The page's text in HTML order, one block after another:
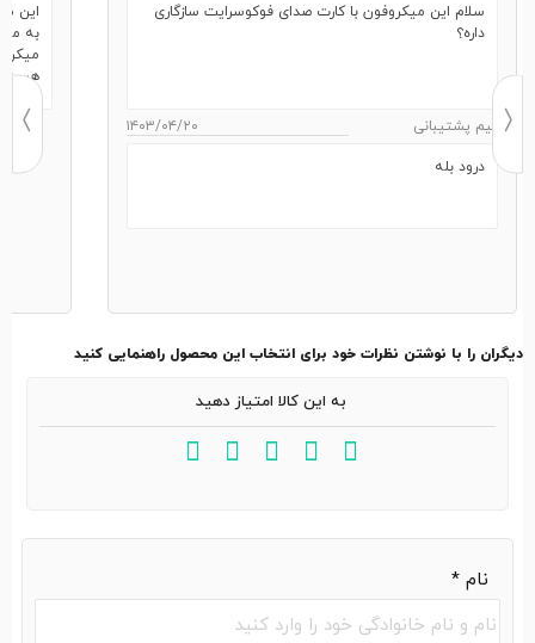
سلام این میکروفون با کارت صدای فوکوسرایت سازگاری
داره؟
تیم پشتیبانی ۱۴۰۳/۰۴/۲۰
درود بله
این
به
هست.
دیگران را با نوشتن نظرات خود برای انتخاب این محصول راهنمایی کنید
نام *
به این کالا امتیاز دهید